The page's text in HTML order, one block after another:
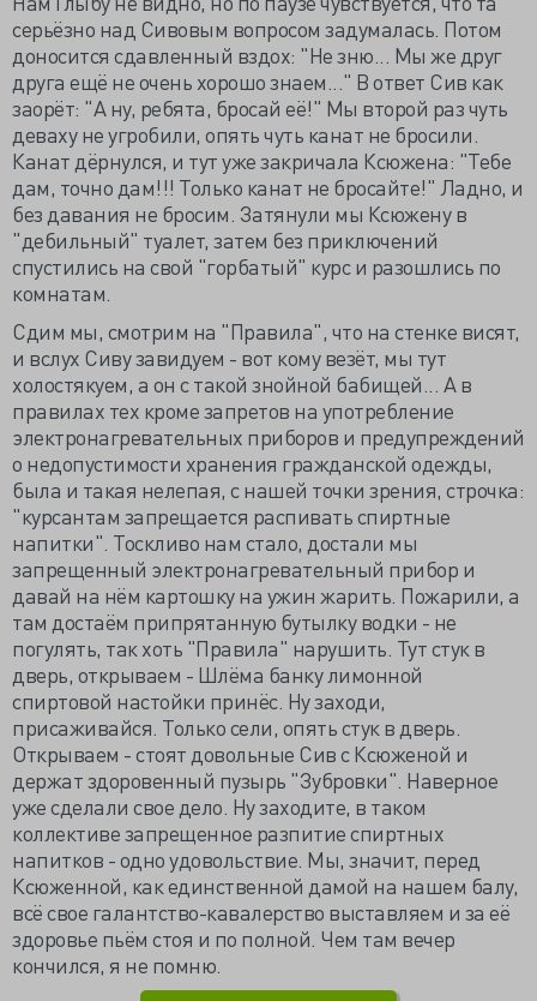
серьёзно над Сивовым вопросом задумалась. Потом
доносится сдавленный вздох: "Не зню... Мы же друг
друга ещё не очень хорошо знаем..." В ответ Сив как
заорёт: "А ну, ребята, бросай её!" Мы второй раз чуть
деваху не угробили, опять чуть канат не бросили.
Канат дёрнулся, и тут уже закричала Ксюжена: "Тебе
дам, точно дам!!! Только канат не бросайте!" Ладно, и
без давания не бросим. Затянули мы Ксюжену в
"дебильный" туалет, затем без приключений
спустились на свой "горбатый" курс и разошлись по
комнатам.
Сдим мы, смотрим на "Правила", что на стенке висят,
и вслух Сиву завидуем - вот кому везёт, мы тут
холостякуем, а он с такой знойной бабищей... А в
правилах тех кроме запретов на употребление
электронагревательных приборов и предупреждений
о недопустимости хранения гражданской одежды,
была и такая нелепая, с нашей точки зрения, строчка:
"курсантам запрещается распивать спиртные
напитки". Тоскливо нам стало, достали мы
запрещенный электронагревательный прибор и
давай на нём картошку на ужин жарить. Пожарили, а
там достаём припрятанную бутылку водки - не
погулять, так хоть "Правила" нарушить. Тут стук в
дверь, открываем - Шлёма банку лимонной
спиртовой настойки принёс. Ну заходи,
присаживайся. Только сели, опять стук в дверь.
Открываем - стоят довольные Сив с Ксюженой и
держат здоровенный пузырь "Зубровки". Наверное
уже сделали свое дело. Ну заходите, в таком
коллективе запрещенное разпитие спиртных
напитков - одно удовольствие. Мы, значит, перед
Ксюженной, как единственной дамой на нашем балу,
всё свое галантство-кавалерство выставляем и за её
здоровье пьём стоя и по полной. Чем там вечер
кончился, я не помню.